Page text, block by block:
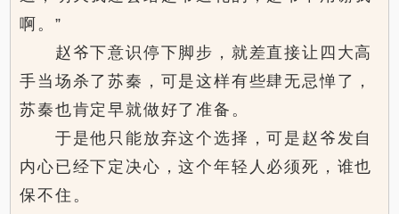
啊。”
赵爷下意识停下脚步，就差直接让四大高
手当场杀了苏秦，可是这样有些肆无忌惮了，
苏秦也肯定早就做好了准备。
于是他只能放弃这个选择，可是赵爷发自
内心已经下定决心，这个年轻人必须死，谁也
保不住。